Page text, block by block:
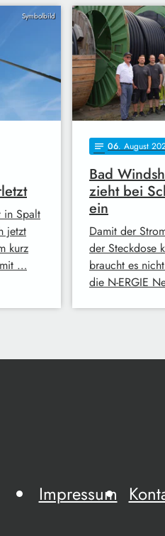
Symbolbild
in Spalt
jetzt
kurz
…
notes 06. August
Bad
zieht bei
ein
Damit der
der Steckdose
braucht es
die N-ERGIE
Impressum